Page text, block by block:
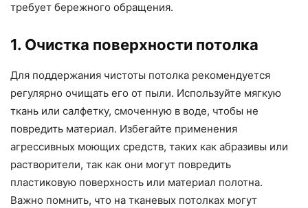
требует бережного обращения.
1. Очистка поверхности потолка
Для поддержания чистоты потолка рекомендуется
регулярно очищать его от пыли. Используйте мягкую
ткань или салфетку, смоченную в воде, чтобы не
повредить материал. Избегайте применения
агрессивных моющих средств, таких как абразивы или
растворители, так как они могут повредить
пластиковую поверхность или материал полотна.
Важно помнить, что на тканевых потолках могут